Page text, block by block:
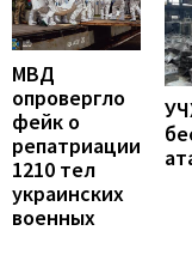
МВД
опровергло
фейк о
репатриации
1210 тел
украинских
военных